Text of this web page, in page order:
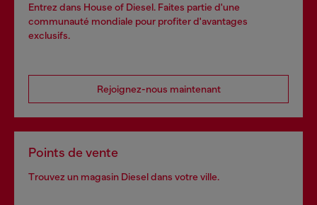
Entrez dans House of Diesel. Faites partie d'une
communauté mondiale pour profiter d'avantages
exclusifs.
Rejoignez-nous maintenant
Points de vente
Trouvez un magasin Diesel dans votre ville.